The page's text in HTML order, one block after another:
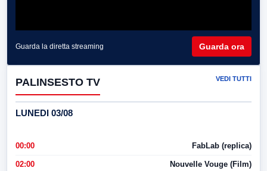
Guarda la diretta streaming Guarda ora
PALINSESTO TV VEDI TUTTI
LUNEDI 03/08
00:00 FabLab (replica)
02:00 Nouvelle Vouge (Film)